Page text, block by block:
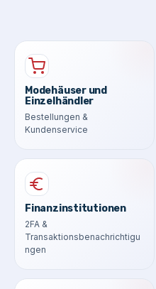
Modehäuser und
Einzelhändler
Bestellungen &
Kundenservice
Finanzinstitutionen
2FA &
Transaktionsbenachrichtigu
ngen